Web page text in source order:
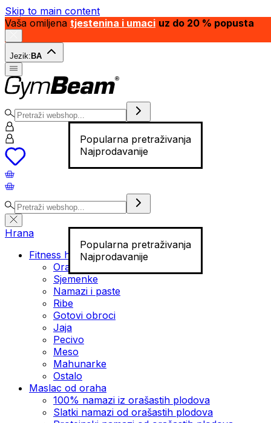
Skip to main content
Vaša omiljena tjestenina i umaci uz do 20 % popusta
Jezik: BA
Popularna pretraživanja
Najprodavanije
Popularna pretraživanja
Najprodavanije
Hrana
Fitness hrana
Orašasti plodovi
Sjemenke
Namazi i paste
Ribe
Gotovi obroci
Jaja
Pecivo
Meso
Mahunarke
Ostalo
Maslac od oraha
100% namazi iz orašastih plodova
Slatki namazi od orašastih plodova